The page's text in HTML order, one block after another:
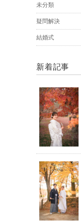
未分類
疑問解決
結婚式
新着記事